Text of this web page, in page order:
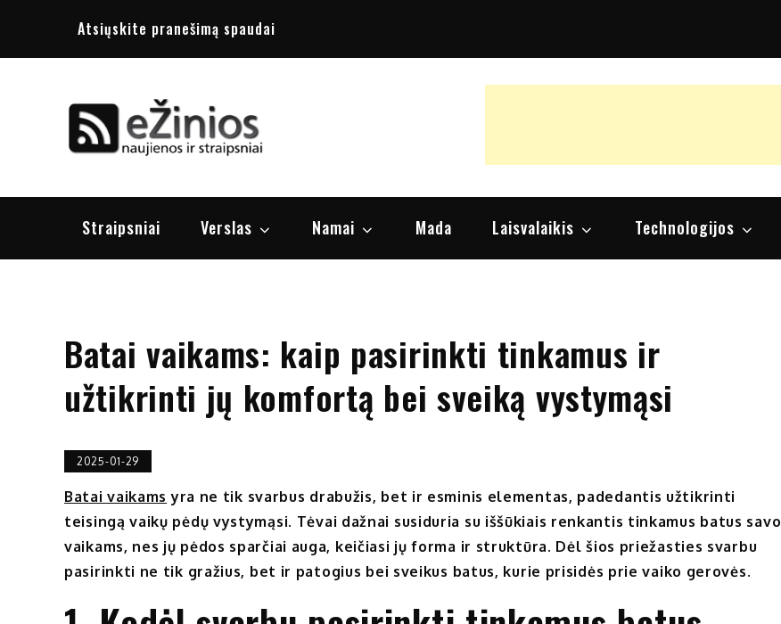
Atsiųskite pranešimą spaudai
Straipsniai Verslas Namai Mada Laisvalaikis Technologijos
Batai vaikams: kaip pasirinkti tinkamus ir
užtikrinti jų komfortą bei sveiką vystymąsi
2025-01-29
Batai vaikams yra ne tik svarbus drabužis, bet ir esminis elementas, padedantis užtikrinti
teisingą vaikų pėdų vystymąsi. Tėvai dažnai susiduria su iššūkiais renkantis tinkamus batus savo
vaikams, nes jų pėdos sparčiai auga, keičiasi jų forma ir struktūra. Dėl šios priežasties svarbu
pasirinkti ne tik gražius, bet ir patogius bei sveikus batus, kurie prisidės prie vaiko gerovės.